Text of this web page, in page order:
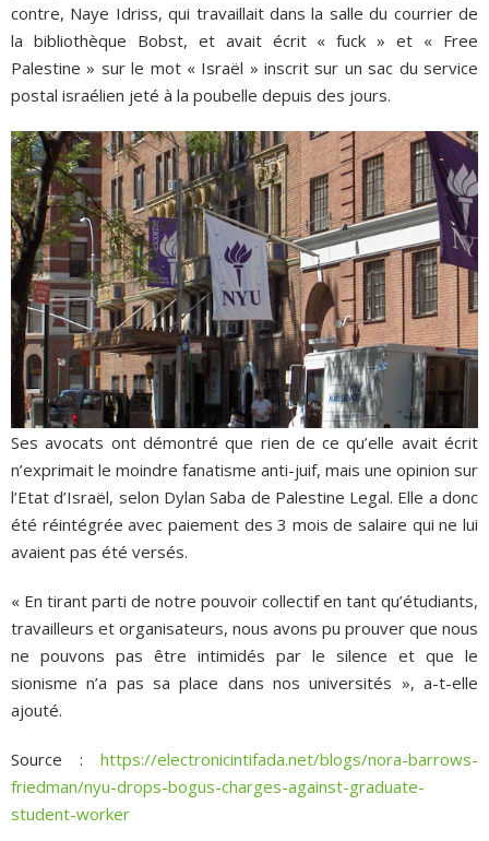
contre, Naye Idriss, qui travaillait dans la salle du courrier de
la bibliothèque Bobst, et avait écrit « fuck » et « Free
Palestine » sur le mot « Israël » inscrit sur un sac du service
postal israélien jeté à la poubelle depuis des jours.
Ses avocats ont démontré que rien de ce qu’elle avait écrit
n’exprimait le moindre fanatisme anti-juif, mais une opinion sur
l’Etat d’Israël, selon Dylan Saba de Palestine Legal. Elle a donc
été réintégrée avec paiement des 3 mois de salaire qui ne lui
avaient pas été versés.
« En tirant parti de notre pouvoir collectif en tant qu’étudiants,
travailleurs et organisateurs, nous avons pu prouver que nous
ne pouvons pas être intimidés par le silence et que le
sionisme n’a pas sa place dans nos universités », a-t-elle
ajouté.
Source : https://electronicintifada.net/blogs/nora-barrows-
friedman/nyu-drops-bogus-charges-against-graduate-
student-worker